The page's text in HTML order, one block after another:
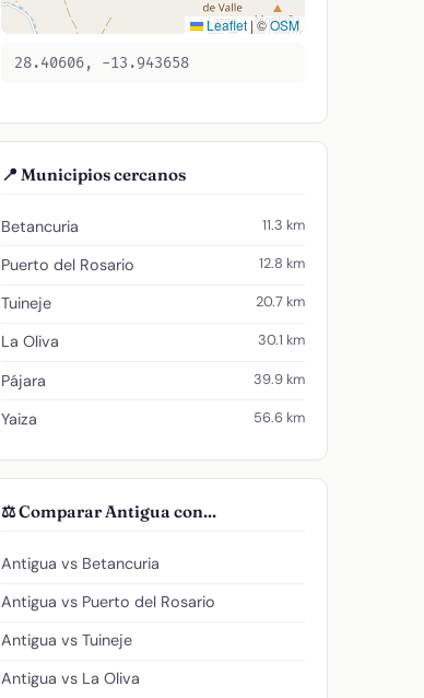
Leaflet | ©OSM
28.40606, -13.943658
📍 Municipios cercanos
Betancuria 11.3 km
Puerto del Rosario 12.8 km
Tuineje 20.7 km
La Oliva 30.1 km
Pájara 39.9 km
Yaiza 56.6 km
⚖️ Comparar Antigua con...
Antigua vs Betancuria
Antigua vs Puerto del Rosario
Antigua vs Tuineje
Antigua vs La Oliva